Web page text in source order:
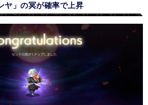
ヤ」の冥が確率で上昇